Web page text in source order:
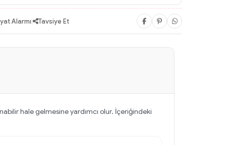
Alarmı| Tavsiye Et
hale gelmesine yardımcı olur. İçeriğindeki